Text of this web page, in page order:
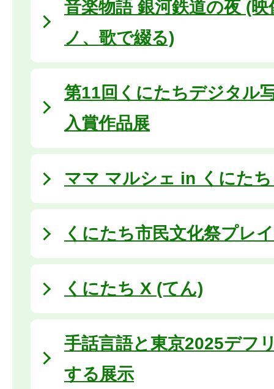
音楽物語 銀河鉄道の夜 (
ノ、歌で綴る)
第11回くにたちデジタル
入賞作品展
ママ マルシェ in くにた
くにたち市民文化祭プレ
くにたち X (てん)
手話言語と東京2025デフ
する展示